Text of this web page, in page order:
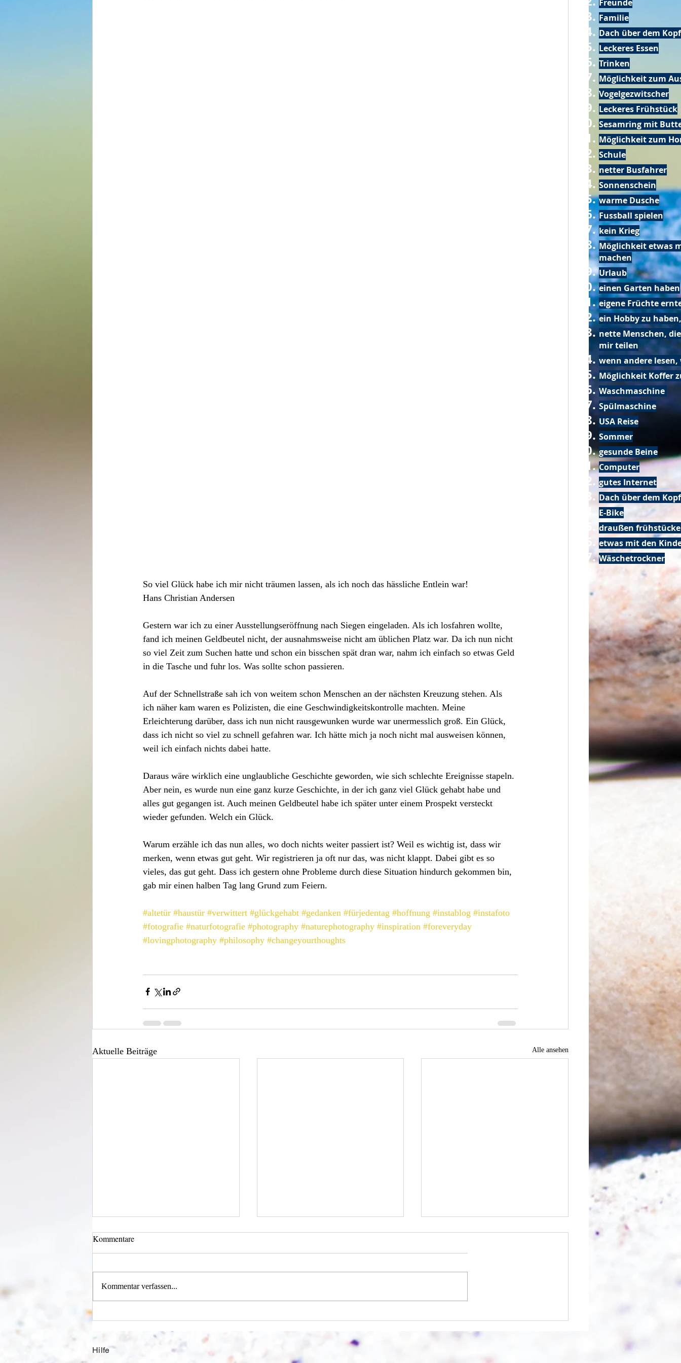
So viel Glück habe ich mir nicht träumen lassen, als ich noch das hässliche Entlein war!
Hans Christian Andersen
Gestern war ich zu einer Ausstellungseröffnung nach Siegen eingeladen. Als ich losfahren wollte,
fand ich meinen Geldbeutel nicht, der ausnahmsweise nicht am üblichen Platz war. Da ich nun nicht
so viel Zeit zum Suchen hatte und schon ein bisschen spät dran war, nahm ich einfach so etwas Geld
in die Tasche und fuhr los. Was sollte schon passieren.
Auf der Schnellstraße sah ich von weitem schon Menschen an der nächsten Kreuzung stehen. Als
ich näher kam waren es Polizisten, die eine Geschwindigkeitskontrolle machten. Meine
Erleichterung darüber, dass ich nun nicht rausgewunken wurde war unermesslich groß. Ein Glück,
dass ich nicht so viel zu schnell gefahren war. Ich hätte mich ja noch nicht mal ausweisen können,
weil ich einfach nichts dabei hatte.
Daraus wäre wirklich eine unglaubliche Geschichte geworden, wie sich schlechte Ereignisse stapeln.
Aber nein, es wurde nun eine ganz kurze Geschichte, in der ich ganz viel Glück gehabt habe und
alles gut gegangen ist. Auch meinen Geldbeutel habe ich später unter einem Prospekt versteckt
wieder gefunden. Welch ein Glück.
Warum erzähle ich das nun alles, wo doch nichts weiter passiert ist? Weil es wichtig ist, dass wir
merken, wenn etwas gut geht. Wir registrieren ja oft nur das, was nicht klappt. Dabei gibt es so
vieles, das gut geht. Dass ich gestern ohne Probleme durch diese Situation hindurch gekommen bin,
gab mir einen halben Tag lang Grund zum Feiern.
#altetür #haustür #verwittert #glückgehabt #gedanken #fürjedentag #hoffnung #instablog #instafoto
#fotografie #naturfotografie #photography #naturephotography #inspiration #foreveryday
#lovingphotography #philosophy #changeyourthoughts
Aktuelle Beiträge Alle ansehen
Einen Berg abtragen
Kommentare
Kommentar verfassen...
Freunde
Familie
Dach über dem Kopf
Leckeres Essen
Trinken
Möglichkeit zum
Vogelgezwitscher
Leckeres Frühstück
Sesamring mit
Möglichkeit zum
Schule
netter Busfahrer
Sonnenschein
warme Dusche
Fussball spielen
kein Krieg
Möglichkeit etwas
machen
Urlaub
einen Garten haben
eigene Früchte
ein Hobby zu
nette Menschen,
mir teilen
wenn andere lesen,
Möglichkeit Koffer
Waschmaschine
Spülmaschine
USA Reise
Sommer
gesunde Beine
Computer
gutes Internet
Dach über dem Kopf
E-Bike
draußen
etwas mit den
Wäschetrockner
Hilfe